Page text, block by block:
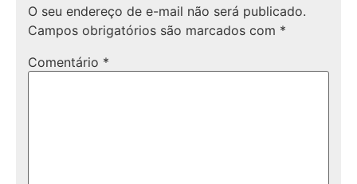
O seu endereço de e-mail não será publicado.
Campos obrigatórios são marcados com *
Comentário *